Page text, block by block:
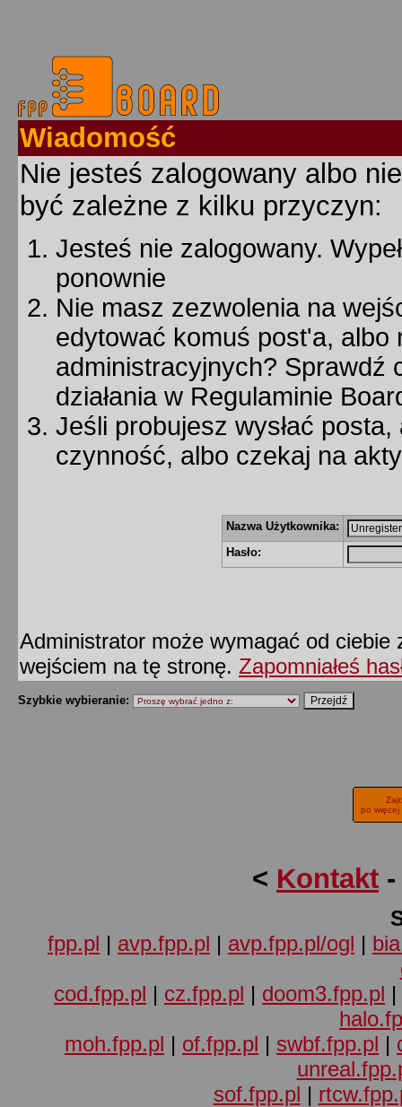
Wiadomość
Nie jesteś zalogowany albo
być zależne z kilku przyczyn:
Jesteś nie zalogowany.
ponownie
Nie masz zezwolenia na
edytować komuś post'a, albo
administracyjnych? Sprawdź
działania w Regulaminie
Jeśli probujesz wysłać
czynność, albo czekaj na
Nazwa Użytkownika:
Hasło:
Administrator może wymagać od
wejściem na tę stronę. Zapomniałeś
Szybkie wybieranie:
po więcej
< Kontakt
fpp.pl | avp.fpp.pl | avp.fpp.pl/ogl |
cod.fpp.pl | cz.fpp.pl | doom3.fpp.pl |
moh.fpp.pl | of.fpp.pl | swbf.fpp.pl |
sof.fpp.pl |